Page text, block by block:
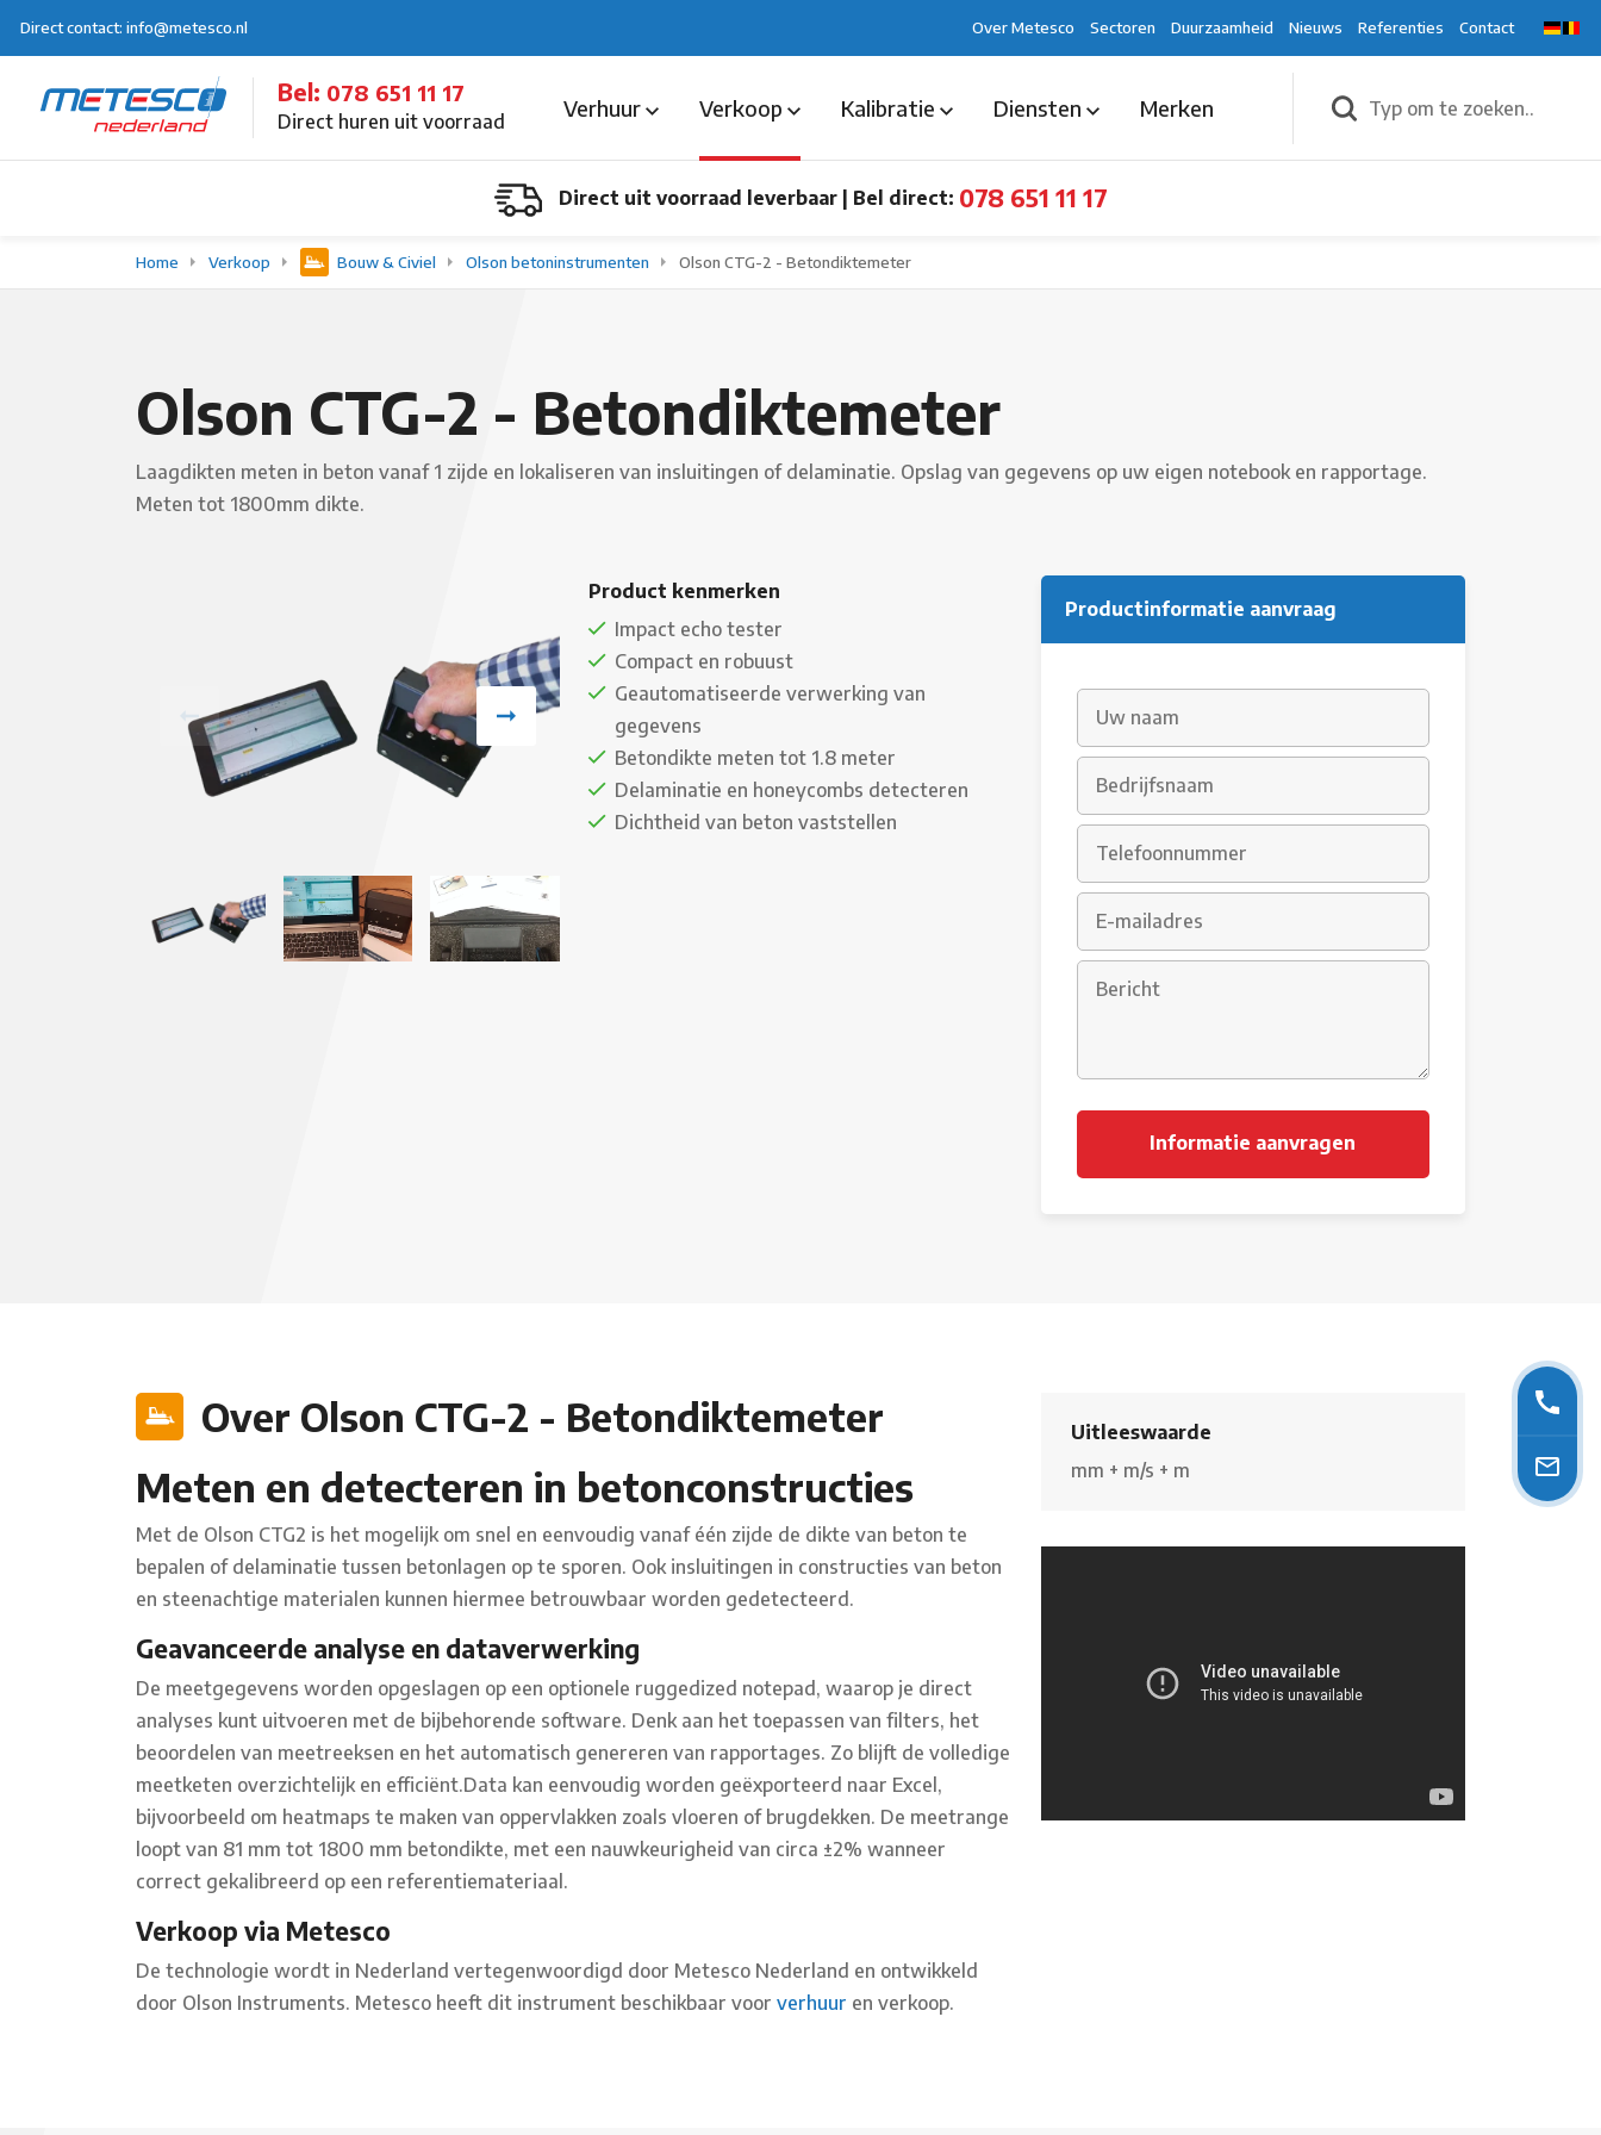
Direct contact: info@metesco.nl Over Metesco Sectoren Duurzaamheid Nieuws Referenties Contact
Bel: 078 651 11 17
Direct huren uit voorraad Verhuur Verkoop Kalibratie Diensten Merken
Direct uit voorraad leverbaar Bel direct: 078 651 11 17
Home Verkoop Bouw & Civiel Olson betoninstrumenten Olson CTG-2 - Betondiktemeter
Olson CTG-2 - Betondiktemeter
Laagdikten meten in beton vanaf 1 zijde en lokaliseren van insluitingen of delaminatie. Opslag van gegevens op uw eigen notebook en rapportage.
Meten tot 1800mm dikte.
Product kenmerken
Impact echo tester
Compact en robuust
Geautomatiseerde verwerking van
gegevens
Betondikte meten tot 1.8 meter
Delaminatie en honeycombs detecteren
Dichtheid van beton vaststellen
Productinformatie aanvraag
Over Olson CTG-2 - Betondiktemeter
Meten en detecteren in betonconstructies
Met de Olson CTG2 is het mogelijk om snel en eenvoudig vanaf één zijde de dikte van beton te
bepalen of delaminatie tussen betonlagen op te sporen. Ook insluitingen in constructies van beton
en steenachtige materialen kunnen hiermee betrouwbaar worden gedetecteerd.
Geavanceerde analyse en dataverwerking
De meetgegevens worden opgeslagen op een optionele ruggedized notepad, waarop je direct
analyses kunt uitvoeren met de bijbehorende software. Denk aan het toepassen van filters, het
beoordelen van meetreeksen en het automatisch genereren van rapportages. Zo blijft de volledige
meetketen overzichtelijk en efficiënt.Data kan eenvoudig worden geëxporteerd naar Excel,
bijvoorbeeld om heatmaps te maken van oppervlakken zoals vloeren of brugdekken. De meetrange
loopt van 81 mm tot 1800 mm betondikte, met een nauwkeurigheid van circa ±2% wanneer
correct gekalibreerd op een referentiemateriaal.
Verkoop via Metesco
De technologie wordt in Nederland vertegenwoordigd door Metesco Nederland en ontwikkeld
door Olson Instruments. Metesco heeft dit instrument beschikbaar voor verhuur en verkoop.
Uitleeswaarde
mm + m/s + m